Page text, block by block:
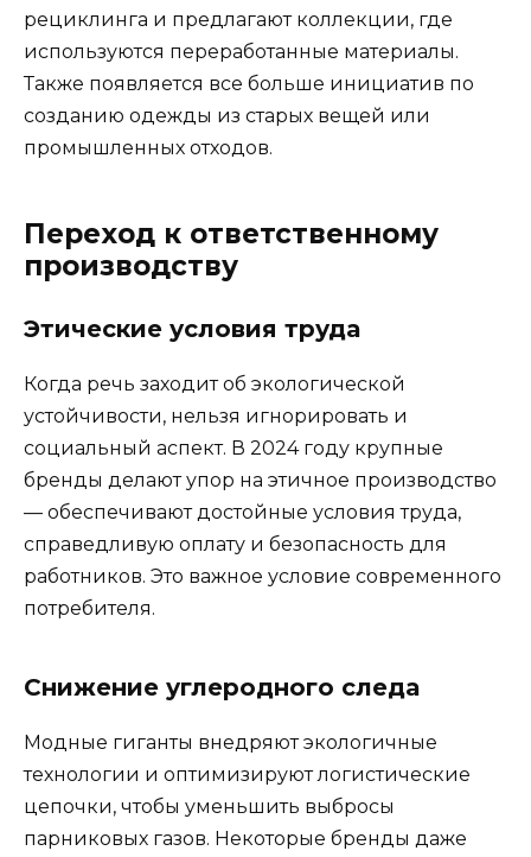
рециклинга и предлагают коллекции, где
используются переработанные материалы.
Также появляется все больше инициатив по
созданию одежды из старых вещей или
промышленных отходов.
Переход к ответственному
производству
Этические условия труда
Когда речь заходит об экологической
устойчивости, нельзя игнорировать и
социальный аспект. В 2024 году крупные
бренды делают упор на этичное производство
— обеспечивают достойные условия труда,
справедливую оплату и безопасность для
работников. Это важное условие современного
потребителя.
Снижение углеродного следа
Модные гиганты внедряют экологичные
технологии и оптимизируют логистические
цепочки, чтобы уменьшить выбросы
парниковых газов. Некоторые бренды даже